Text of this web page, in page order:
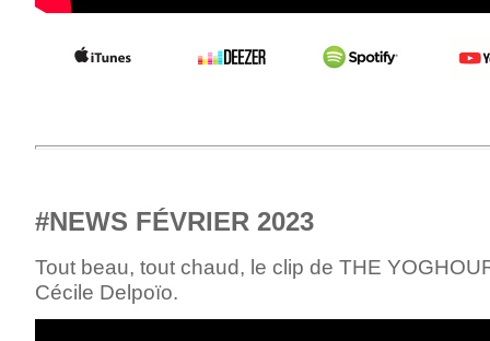
#NEWS FÉVRIER 2023
Tout beau, tout chaud, le clip de THE
Cécile Delpoïo.